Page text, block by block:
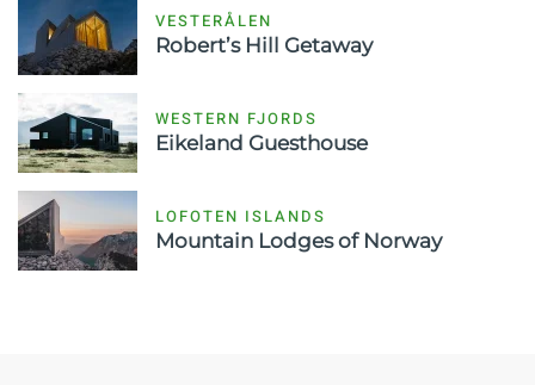
VESTERÅLEN
Robert’s Hill Getaway
WESTERN FJORDS
Eikeland Guesthouse
LOFOTEN ISLANDS
Mountain Lodges of Norway